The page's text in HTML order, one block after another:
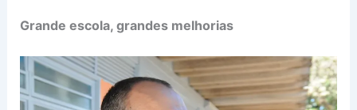
Grande escola, grandes melhorias